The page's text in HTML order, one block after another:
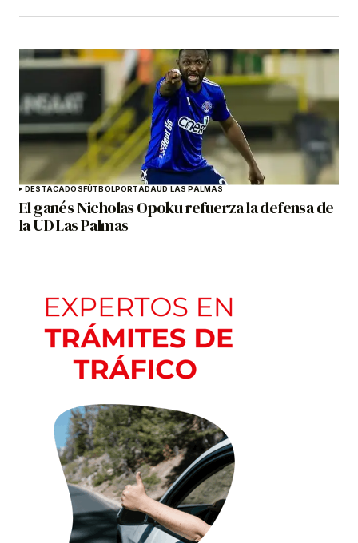
DESTACADOSFÚTBOLPORTADAUD LAS PALMAS
El ganés Nicholas Opoku refuerza la defensa de
la UD Las Palmas